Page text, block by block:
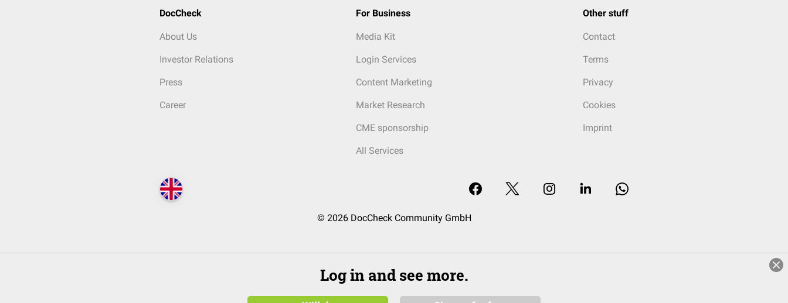
DocCheck
About Us
Investor Relations
Press
Career
For Business
Media Kit
Login Services
Content Marketing
Market Research
CME sponsorship
All Services
Other stuff
Contact
Terms
Privacy
Cookies
Imprint
© 2026 DocCheck Community GmbH
Log in and see more.